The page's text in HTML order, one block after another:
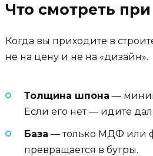
Что смотреть
Когда вы приходите в
не на цену и не на «дизайн».
Толщина шпона —
Если его нет — идите
База — только МДФ или
превращается в бугры.